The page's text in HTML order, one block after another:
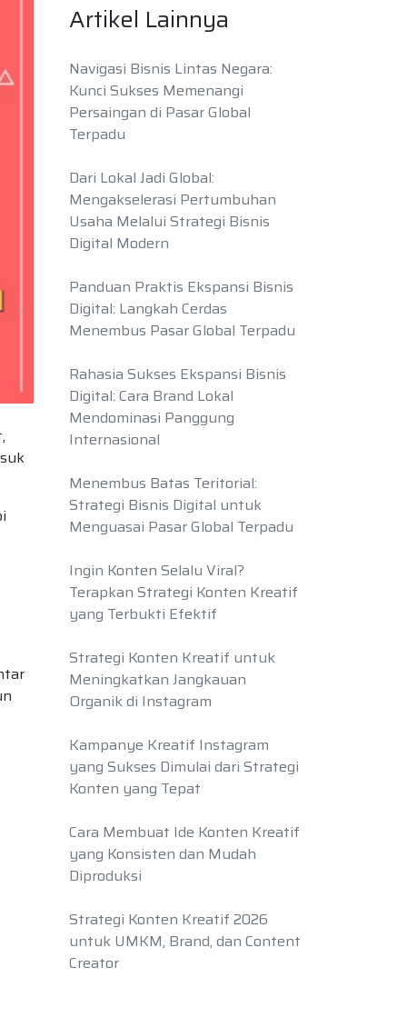
Artikel Lainnya
Navigasi Bisnis Lintas Negara:
Kunci Sukses Memenangi
Persaingan di Pasar Global
Terpadu
Dari Lokal Jadi Global:
Mengakselerasi Pertumbuhan
Usaha Melalui Strategi Bisnis
Digital Modern
Panduan Praktis Ekspansi Bisnis
Digital: Langkah Cerdas
Menembus Pasar Global Terpadu
Rahasia Sukses Ekspansi Bisnis
Digital: Cara Brand Lokal
Mendominasi Panggung
Internasional
Menembus Batas Teritorial:
Strategi Bisnis Digital untuk
Menguasai Pasar Global Terpadu
Ingin Konten Selalu Viral?
Terapkan Strategi Konten Kreatif
yang Terbukti Efektif
Strategi Konten Kreatif untuk
Meningkatkan Jangkauan
Organik di Instagram
Kampanye Kreatif Instagram
yang Sukses Dimulai dari Strategi
Konten yang Tepat
Cara Membuat Ide Konten Kreatif
yang Konsisten dan Mudah
Diproduksi
Strategi Konten Kreatif 2026
untuk UMKM, Brand, dan Content
Creator